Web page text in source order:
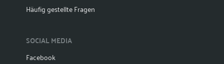
Häufig gestellte Fragen
SOCIAL MEDIA
Facebook